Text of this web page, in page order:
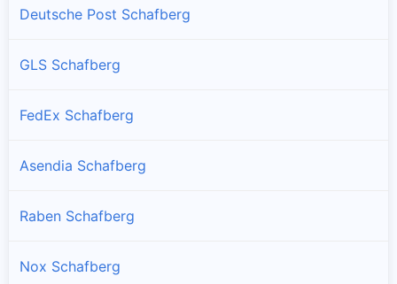
Deutsche Post Schafberg
GLS Schafberg
FedEx Schafberg
Asendia Schafberg
Raben Schafberg
Nox Schafberg